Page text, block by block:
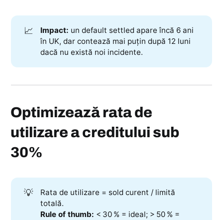
📈 Impact: un default settled apare încă 6 ani
în UK, dar contează mai puțin după 12 luni
dacă nu există noi incidente.
Optimizează rata de
utilizare a creditului sub
30%
💡
Rata de utilizare = sold curent / limită
totală.
Rule of thumb: < 30 % = ideal; > 50 % =